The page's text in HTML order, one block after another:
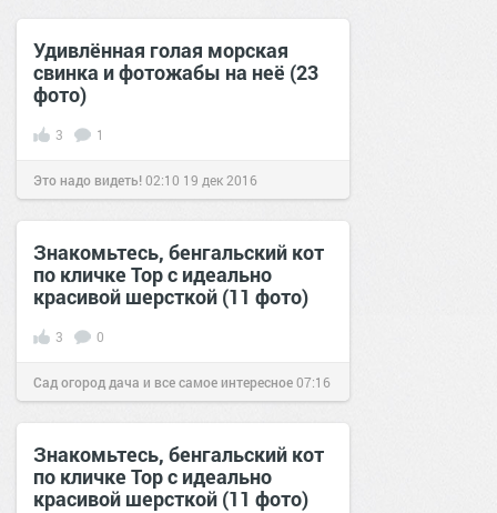
Удивлённая голая морская
свинка и фотожабы на неё (23
фото)
3 1
Это надо видеть!02:10 19 дек 2016
Знакомьтесь, бенгальский кот
по кличке Тор с идеально
красивой шерсткой (11 фото)
3 0
Сад огород дача и все самое интересное07:16
13 окт 2016
Знакомьтесь, бенгальский кот
по кличке Тор с идеально
красивой шерсткой (11 фото)